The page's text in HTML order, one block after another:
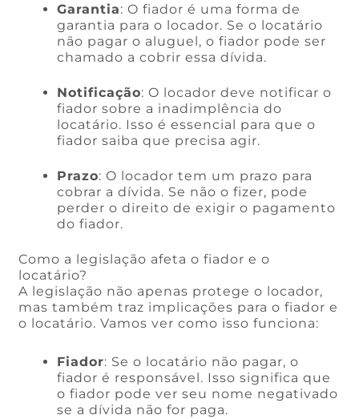
Garantia: O fiador é uma forma de
garantia para o locador. Se o locatário
não pagar o aluguel, o fiador pode ser
chamado a cobrir essa dívida.
Notificação: O locador deve notificar o
fiador sobre a inadimplência do
locatário. Isso é essencial para que o
fiador saiba que precisa agir.
Prazo: O locador tem um prazo para
cobrar a dívida. Se não o fizer, pode
perder o direito de exigir o pagamento
do fiador.
Como a legislação afeta o fiador e o
locatário?
A legislação não apenas protege o locador,
mas também traz implicações para o fiador e
o locatário. Vamos ver como isso funciona:
Fiador: Se o locatário não pagar, o
fiador é responsável. Isso significa que
o fiador pode ver seu nome negativado
se a dívida não for paga.